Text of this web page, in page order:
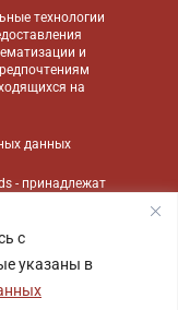
с
указаны в
технологии
и
на
данных
- принадлежат